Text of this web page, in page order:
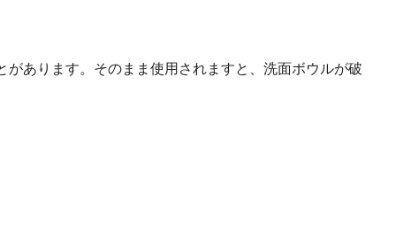
あります。そのまま使用されますと、洗面ボウルが破